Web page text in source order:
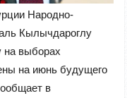
Народно-
Кылычдароглу
на выборах
на июнь будущего
в